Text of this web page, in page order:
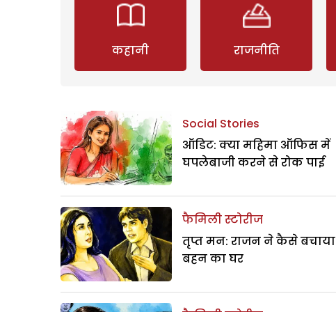
कहानी राजनीति
Social Stories
ऑडिट: क्या महिमा ऑफिस में
घपलेबाजी करने से रोक पाई
फैमिली स्टोरीज
तृप्त मन: राजन ने कैसे बचाया
बहन का घर